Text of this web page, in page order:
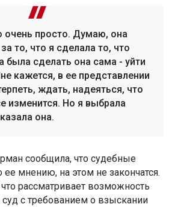
очень просто. Думаю, она
то, что я сделала то, что
была сделать она сама - уйти
кажется, в ее представлении
ждать, надеяться, что
изменится. Но я выбрала
она.
сообщила, что судебные
ее мнению, на этом не закончатся.
рассматривает возможность
суд с требованием о взыскании